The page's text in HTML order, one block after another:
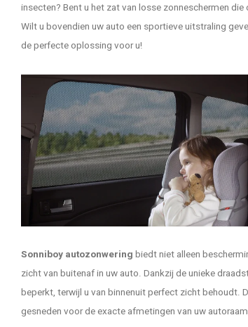
insecten? Bent u het zat van losse zonneschermen
Wilt u bovendien uw auto een sportieve uitstraling
de perfecte oplossing voor u!
Sonniboy autozonwering biedt niet alleen
zicht van buitenaf in uw auto. Dankzij de unieke
beperkt, terwijl u van binnenuit perfect zicht behoudt.
gesneden voor de exacte afmetingen van uw